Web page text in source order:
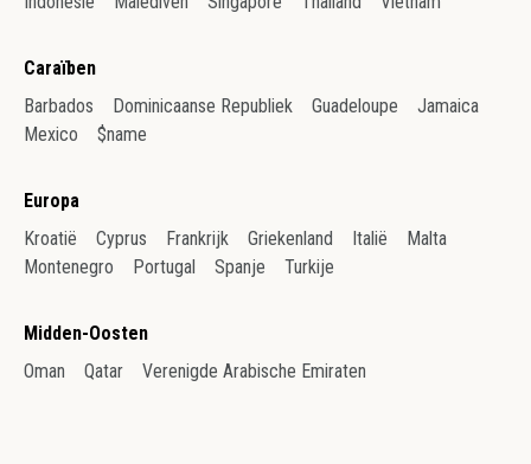
Caraïben
Barbados
Dominicaanse Republiek Guadeloupe
Jamaica
Mexico
$name
Europa
Kroatië
Cyprus Frankrijk Griekenland Italië
Malta
Montenegro
Portugal Spanje Turkije
Midden-Oosten
Oman
Qatar Verenigde Arabische Emiraten